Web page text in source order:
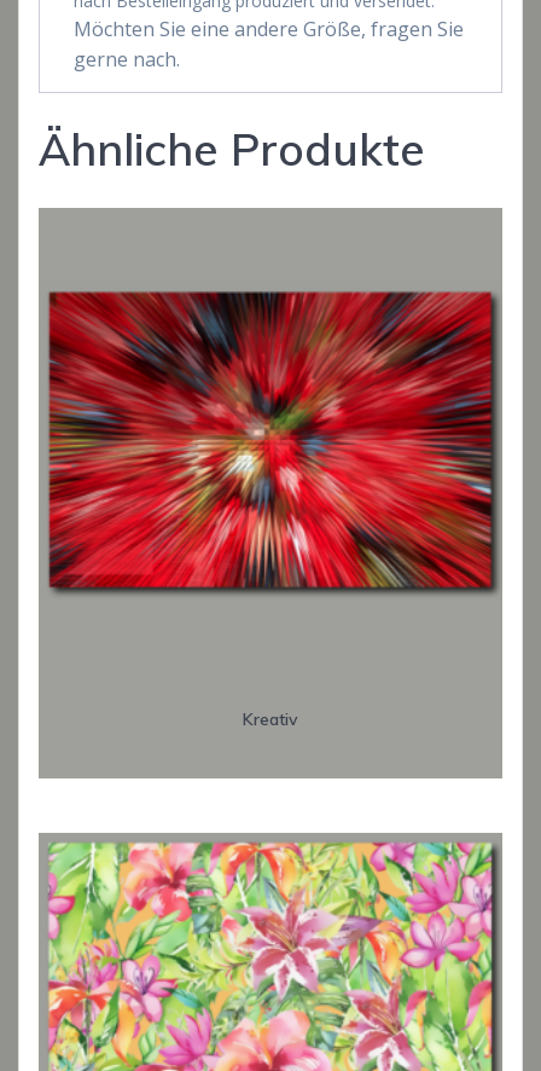
Möchten Sie eine andere Größe, fragen Sie
gerne nach.
Ähnliche Produkte
Kreativ